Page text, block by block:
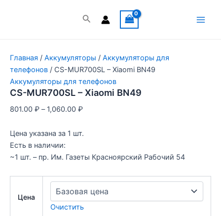
Поиск
Главная / Аккумуляторы / Аккумуляторы для
телефонов / CS-MUR700SL – Xiaomi BN49
Аккумуляторы для телефонов
CS-MUR700SL – Xiaomi BN49
801.00 ₽ – 1,060.00 ₽
Цена указана за 1 шт.
Есть в наличии:
~1 шт. – пр. Им. Газеты Красноярский Рабочий 54
Цена
Очистить